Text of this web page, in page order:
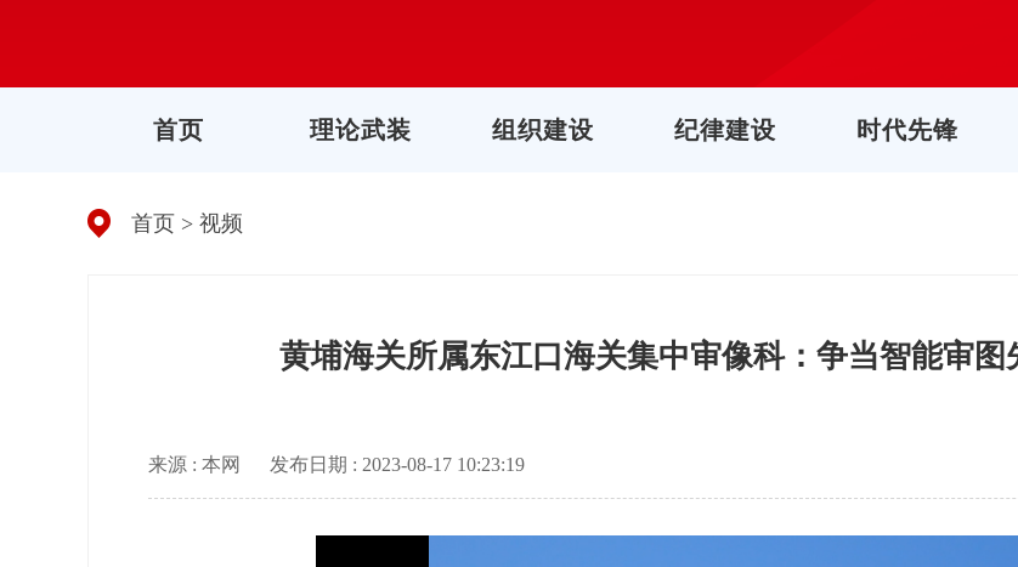
首页 理论武装 组织建设 纪律建设 时代先锋
首页 > 视频
黄埔海关所属东江口海关集中审像科：争当智能审
来源 : 本网 发布日期 : 2023-08-17 10:23:19